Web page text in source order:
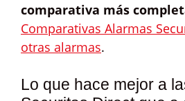
comparativa más
Comparativas Alarmas
otras alarmas.
Lo que hace mejor a